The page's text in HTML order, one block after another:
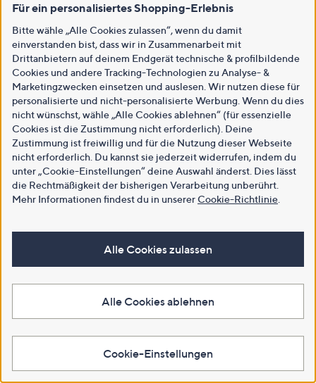
Für ein personalisiertes Shopping-Erlebnis
Bitte wähle „Alle Cookies zulassen“, wenn du damit
einverstanden bist, dass wir in Zusammenarbeit mit
Drittanbietern auf deinem Endgerät technische & profilbildende
Cookies und andere Tracking-Technologien zu Analyse- &
Marketingzwecken einsetzen und auslesen. Wir nutzen diese für
personalisierte und nicht-personalisierte Werbung. Wenn du dies
nicht wünschst, wähle „Alle Cookies ablehnen“ (für essenzielle
Cookies ist die Zustimmung nicht erforderlich). Deine
Zustimmung ist freiwillig und für die Nutzung dieser Webseite
nicht erforderlich. Du kannst sie jederzeit widerrufen, indem du
unter „Cookie-Einstellungen“ deine Auswahl änderst. Dies lässt
die Rechtmäßigkeit der bisherigen Verarbeitung unberührt.
Mehr Informationen findest du in unsererCookie-Richtlinie
Alle Cookies zulassen
Alle Cookies ablehnen
Cookie-Einstellungen